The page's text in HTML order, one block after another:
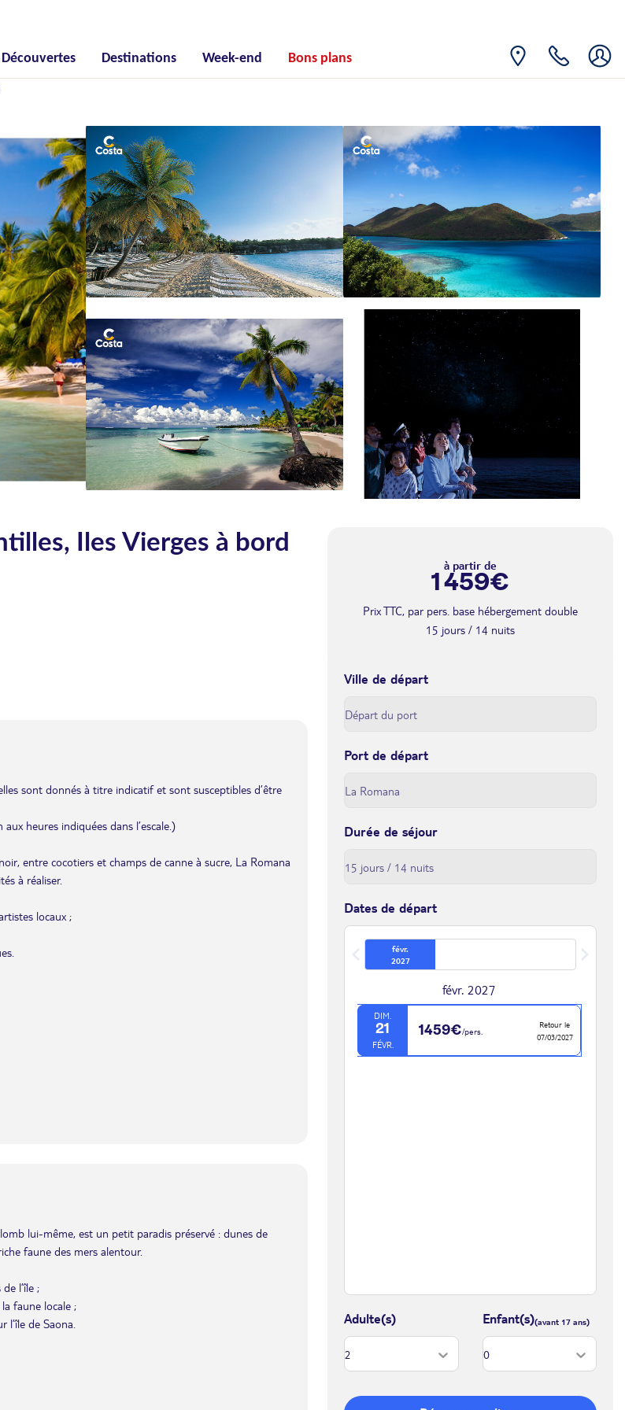
Destinations Week-end Bons plans
Iles Vierges à bord
sont donnés à titre indicatif et sont susceptibles d’être
heures indiquées dans l’escale.)
entre cocotiers et champs de canne à sucre, La Romana
à réaliser.
locaux ;
lui-même, est un petit paradis préservé : dunes de
faune des mers alentour.
l’île ;
faune locale ;
de Saona.
à partir de
1 459€
Prix TTC, par pers. base hébergement double
15 jours / 14 nuits
Ville de départ
Port de départ
Durée de séjour
Dates de départ
févr.
2027
févr. 2027
DIM.
21
FÉVR.
1459€/pers.
Retour le
07/03/2027
Adulte(s) Enfant(s)